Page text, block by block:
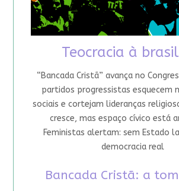
Teocracia à
“Bancada Cristã” avança no
partidos progressistas esquecem
sociais e cortejam lideranças
cresce, mas espaço cívico está
Feministas alertam: sem Estado
democracia real
Bancada Cristã: a